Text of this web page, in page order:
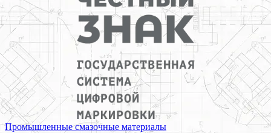
Промышленные смазочные материалы